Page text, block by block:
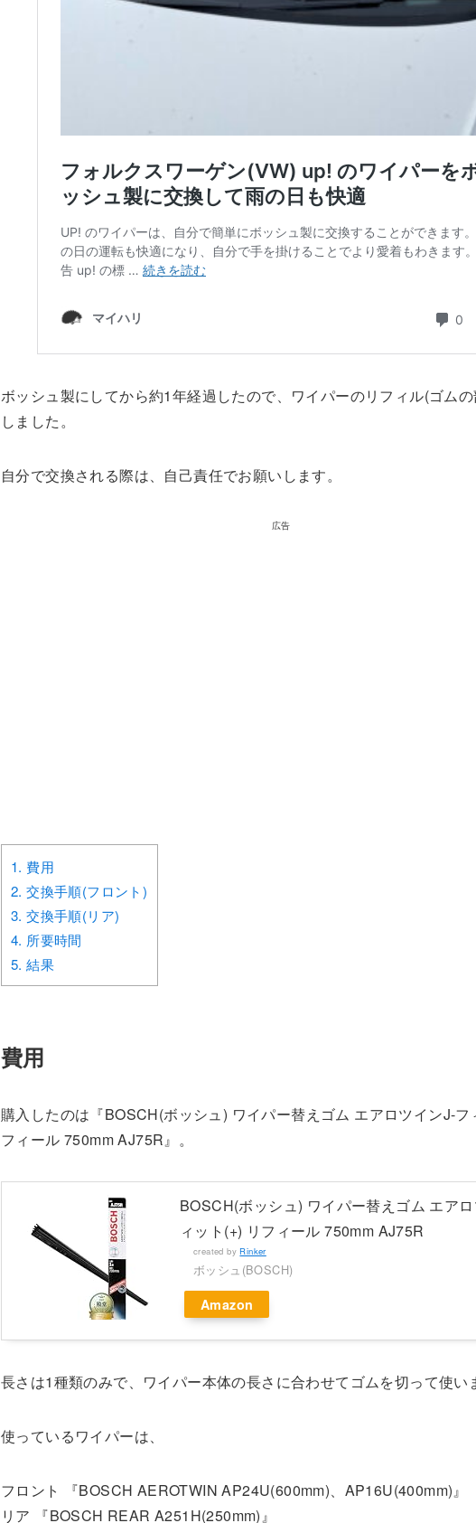
ボッシュ製にしてから約1年経過したので、ワイパーのリフィル(ゴム
しました。
自分で交換される際は、自己責任でお願いします。
広告
1. 費用
2. 交換手順(フロント)
3. 交換手順(リア)
4. 所要時間
5. 結果
費用
購入したのは『BOSCH(ボッシュ) ワイパー替えゴム エアロツインJ-フ
フィール 750mm AJ75R』。
BOSCH(ボッシュ) ワイパー替えゴム エア
ィット(+) リフィール 750mm AJ75R
created byRinker
ボッシュ(BOSCH)
Amazon
長さは1種類のみで、ワイパー本体の長さに合わせてゴムを切って使い
使っているワイパーは、
フロント 『BOSCH AEROTWIN AP24U(600mm)、AP16U(400mm)』
リア 『BOSCH REAR A251H(250mm)』